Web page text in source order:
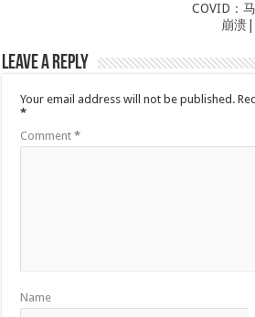
COVID：
崩溃
Leave a Reply
Your email address will not be published.
*
Comment*
Name